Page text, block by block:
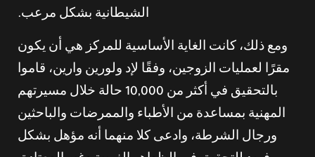
الشيطانية بشكل مرعب.
ومع ذلك، كانت الغاية الأساسية للمركز هي أن يكون
مقرًا لعمليات الزوجين، وفقًا لإد ولورين وارين، قاموا
بالتحقيق في أكثر من 10,000 حالة خلال مسيرتهم
المهنية بمساعدة من الأطباء والممرضات والباحثين
ورجال الشرطة، وادعى كلا منهما أنه مؤهل بشكل